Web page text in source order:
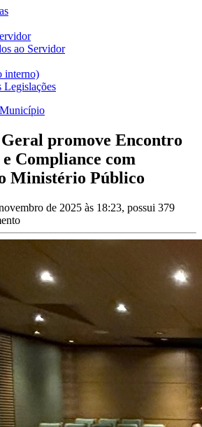
ao Servidor
interno)
Legislações
promove Encontro
Compliance com
Ministério Público
de 2025 às 18:23, possui 379